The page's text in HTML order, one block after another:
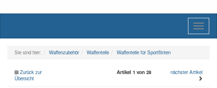
Sie sind hier: Waffenzubehör Waffenteile Waffenteile für Sportflinten
Zurück zur
Übersicht
Artikel 1 von 28 nächster Artikel